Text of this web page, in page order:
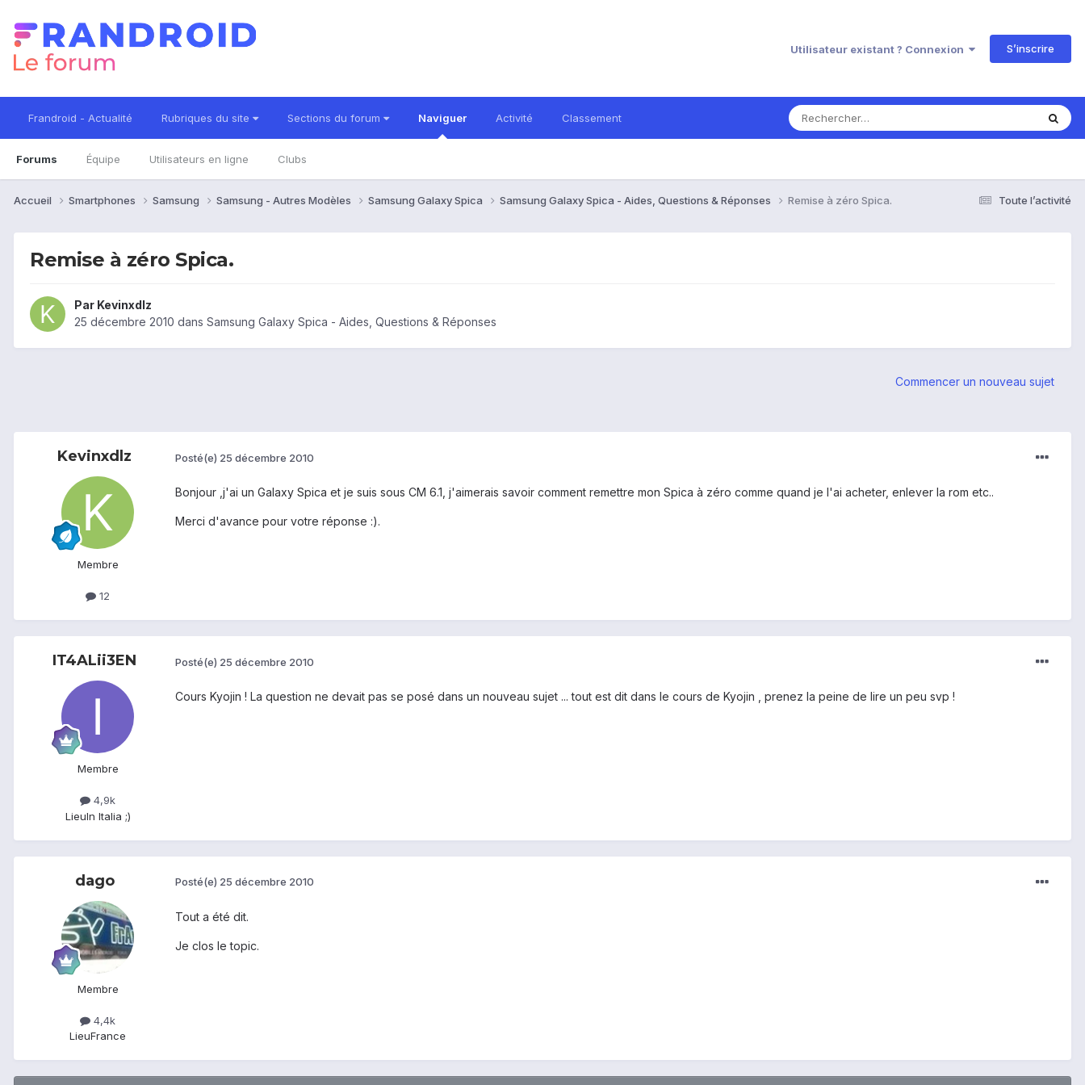
Utilisateur existant ? Connexion S’inscrire
Frandroid - Actualité Rubriques du site Sections du forum Naviguer
Forums Équipe Utilisateurs en ligne Clubs
Activité Classement
Toute l’activité
Accueil Smartphones Samsung Samsung - Autres Modèles Samsung Galaxy Spica Samsung Galaxy Spica - Aides, Questions & Réponses Remise à zéro Spica.
Remise à zéro Spica.
Par Kevinxdlz
25 décembre 2010 dans Samsung Galaxy Spica - Aides, Questions & Réponses
Commencer un nouveau sujet
Kevinxdlz
Membre
12
Posté(e) 25 décembre 2010
Bonjour ,j'ai un Galaxy Spica et je suis sous CM 6.1, j'aimerais savoir comment remettre mon Spica à zéro comme quand je l'ai acheter, enlever la rom etc..
Merci d'avance pour votre réponse :).
IT4ALii3EN
Membre
4,9k
LieuIn Italia ;)
Posté(e) 25 décembre 2010
Cours Kyojin ! La question ne devait pas se posé dans un nouveau sujet ... tout est dit dans le cours de Kyojin , prenez la peine de lire un peu svp !
dago
Membre
4,4k
LieuFrance
Posté(e) 25 décembre 2010
Tout a été dit.
Je clos le topic.